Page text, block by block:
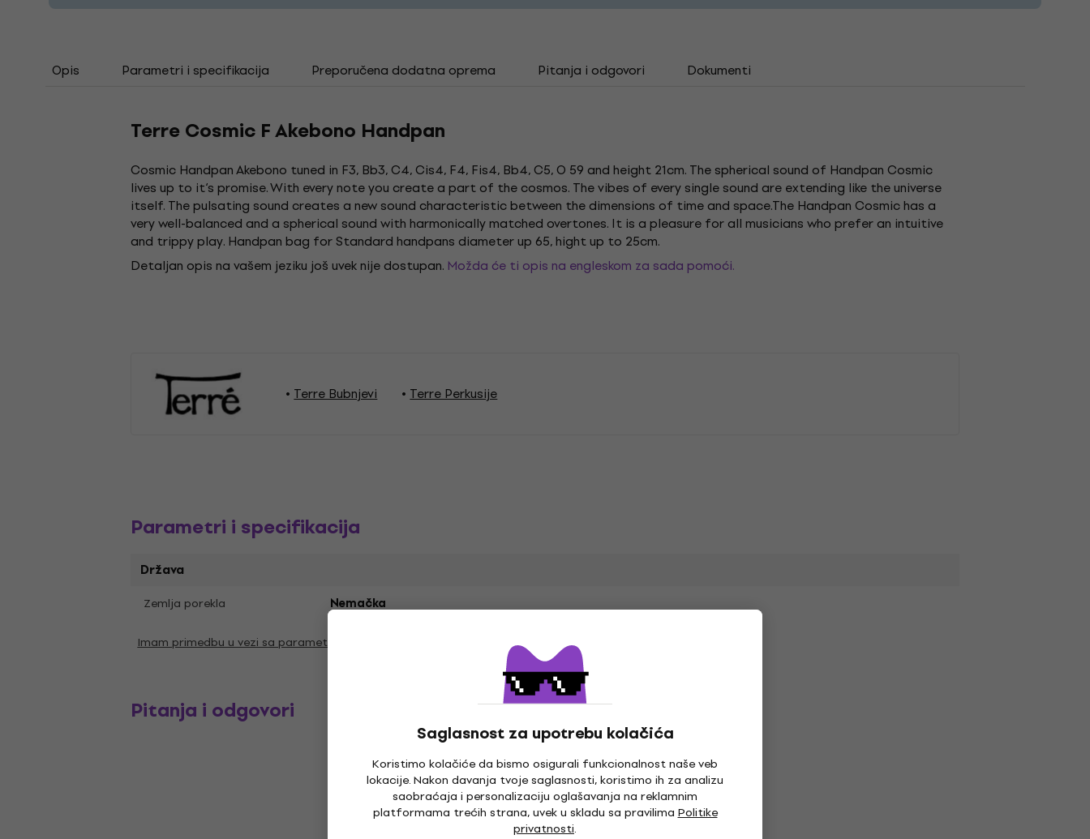
Saglasnost za upotrebu kolačića
Koristimo kolačiće da bismo osigurali funkcionalnost naše veb
lokacije. Nakon davanja tvoje saglasnosti, koristimo ih za analizu
saobraćaja i personalizaciju oglašavanja na reklamnim
platformama trećih strana, uvek u skladu sa pravilima Politike
privatnosti.
Opis Parametri i specifikacija Preporučena dodatna oprema Pitanja i odgovori Dokumenti
Terre Cosmic F Akebono Handpan
Cosmic Handpan Akebono tuned in F3, Bb3, C4, Cis4, F4, Fis4, Bb4, C5, O 59 and height 21cm. The spherical sound of Handpan Cosmic
lives up to it‘s promise. With every note you create a part of the cosmos. The vibes of every single sound are extending like the universe
itself. The pulsating sound creates a new sound characteristic between the dimensions of time and space.The Handpan Cosmic has a
very well-balanced and a spherical sound with harmonically matched overtones. It is a pleasure for all musicians who prefer an intuitive
and trippy play. Handpan bag for Standard handpans diameter up 65, hight up to 25cm.
Detaljan opis na vašem jeziku još uvek nije dostupan. Možda će ti opis na engleskom za sada pomoći.
Terre Bubnjevi Terre Perkusije
Parametri i specifikacija
Država
Zemlja porekla Nemačka
Imam primedbu u vezi sa parametrima
Pitanja i odgovori